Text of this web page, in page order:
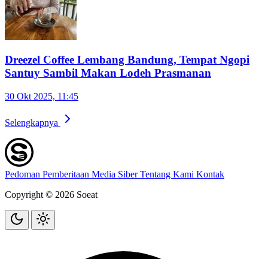
Dreezel Coffee Lembang Bandung, Tempat Ngopi
Santuy Sambil Makan Lodeh Prasmanan
30 Okt 2025, 11:45
Selengkapnya
Pedoman Pemberitaan Media SiberTentang Kami Kontak
Copyright © 2026 Soeat